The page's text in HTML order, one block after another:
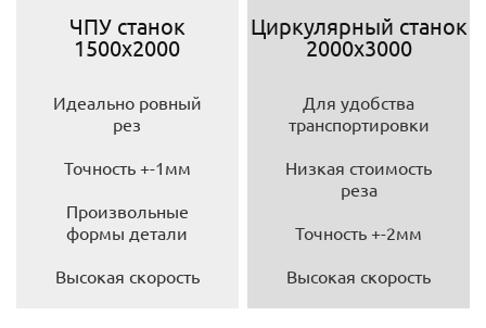
ЧПУ станок
1500х2000
Идеально ровный
рез
Точность +-1мм
Произвольные
формы детали
Высокая скорость
Циркулярный станок
2000х3000
Для удобства
транспортировки
Низкая стоимость
реза
Точность +-2мм
Высокая скорость